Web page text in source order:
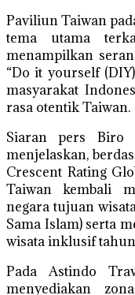
Paviliun Taiwan
tema utama
menampilkan
“Do it yourself
masyarakat
rasa otentik Taiwan.
Siaran pers Biro
menjelaskan,
Crescent Rating
Taiwan kembali
negara tujuan
Sama Islam) serta
wisata inklusif
Pada Astindo
menyediakan